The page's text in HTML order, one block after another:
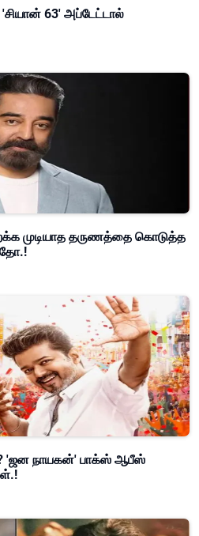
'சியான் 63' அப்டேட்டால்
முடியாத தருணத்தை கொடுத்த
'ஜன நாயகன்' பாக்ஸ் ஆபீஸ்